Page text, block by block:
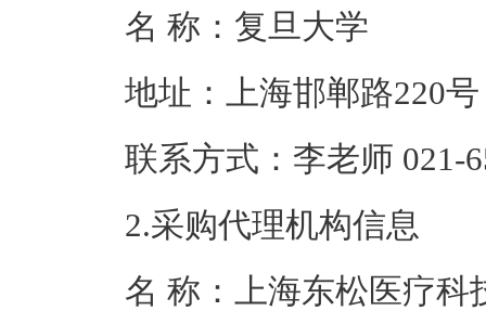
名 称：复旦
地址：上海
联系方式：李老
2.采购代理机构信息
名 称：上海东松医疗科